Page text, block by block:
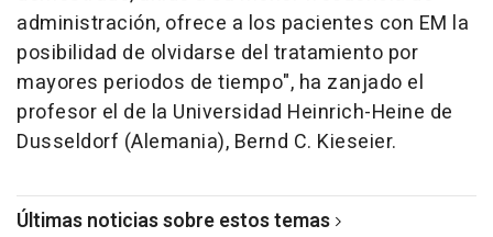
administración, ofrece a los pacientes con EM la
posibilidad de olvidarse del tratamiento por
mayores periodos de tiempo", ha zanjado el
profesor el de la Universidad Heinrich-Heine de
Dusseldorf (Alemania), Bernd C. Kieseier.
Últimas noticias sobre estos temas